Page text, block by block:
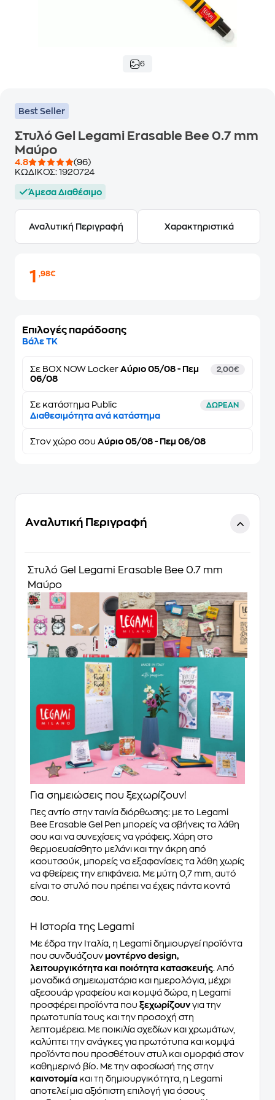
6
Best Seller
Στυλό Gel Legami Erasable Bee 0.7 mm
Μαύρο
4.8
(96)
ΚΩΔΙΚΟΣ: 1920724
Άμεσα Διαθέσιμο
Αναλυτική Περιγραφή Χαρακτηριστικά
1,98€
Επιλογές παράδοσης
Βάλε ΤΚ
Σε BOX NOW Locker Αύριο 05/08 - Πεμ
06/08
2,00€
Σε κατάστημα Public ΔΩΡΕΑΝ
Διαθεσιμότητα ανά κατάστημα
Στον χώρο σου Αύριο 05/08 - Πεμ 06/08
Αναλυτική Περιγραφή
Στυλό Gel Legami Erasable Bee 0.7 mm
Μαύρο
Για σημειώσεις που ξεχωρίζουν!
Πες αντίο στην ταινία διόρθωσης: με το Legami
Bee Erasable Gel Pen μπορείς να σβήνεις τα λάθη
σου και να συνεχίσεις να γράφεις. Χάρη στο
θερμοευαίσθητο μελάνι και την άκρη από
καουτσούκ, μπορείς να εξαφανίσεις τα λάθη χωρίς
να φθείρεις την επιφάνεια. Με μύτη 0,7 mm, αυτό
είναι το στυλό που πρέπει να έχεις πάντα κοντά
σου.
Η Ιστορία της Legami
Με έδρα την Ιταλία, η Legami δημιουργεί προϊόντα
που συνδυάζουν μοντέρνο design,
λειτουργικότητα και ποιότητα κατασκευής . Από
μοναδικά σημειωματάρια και ημερολόγια, μέχρι
αξεσουάρ γραφείου και κομψά δώρα, η Legami
προσφέρει προϊόντα που ξεχωρίζουνγια την
πρωτοτυπία τους και την προσοχή στη
λεπτομέρεια. Με ποικιλία σχεδίων και χρωμάτων,
καλύπτει την ανάγκες για πρωτότυπα και κομψά
προϊόντα που προσθέτουν στυλ και ομορφιά στον
καθημερινό βίο. Με την αφοσίωσή της στην
καινοτομία και τη δημιουργικότητα, η Legami
αποτελεί μια αξιόπιστη επιλογή για όσους